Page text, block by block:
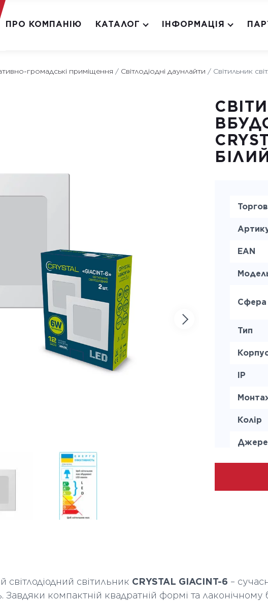
ПРО КОМПАНІЮ КАТАЛОГ ІНФОРМАЦІЯ
громадські приміщення / Світлодіодні даунлайти / Світильник
EAN
Сфера
Тип
IP
Колір
Тип
світильник CRYSTAL GIACINT-6 –
компактній квадратній формі та лаконічному